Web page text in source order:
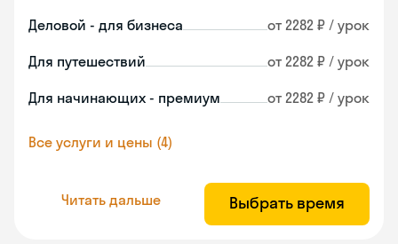
Деловой - для бизнеса от 2282 ₽ / урок
Для путешествий от 2282 ₽ / урок
Для начинающих - премиум от 2282 ₽ / урок
Все услуги и цены (4)
Читать дальше Выбрать время